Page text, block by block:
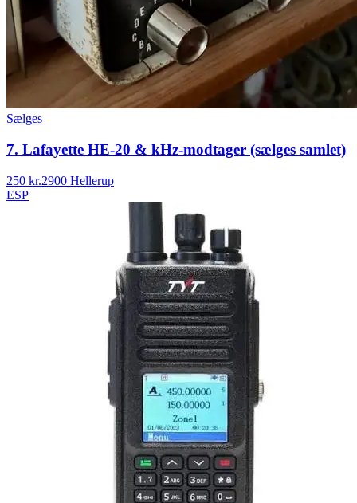
Sælges
7. Lafayette HE-20 & kHz-modtager (sælges samlet)
250 kr.2900 Hellerup
ESP